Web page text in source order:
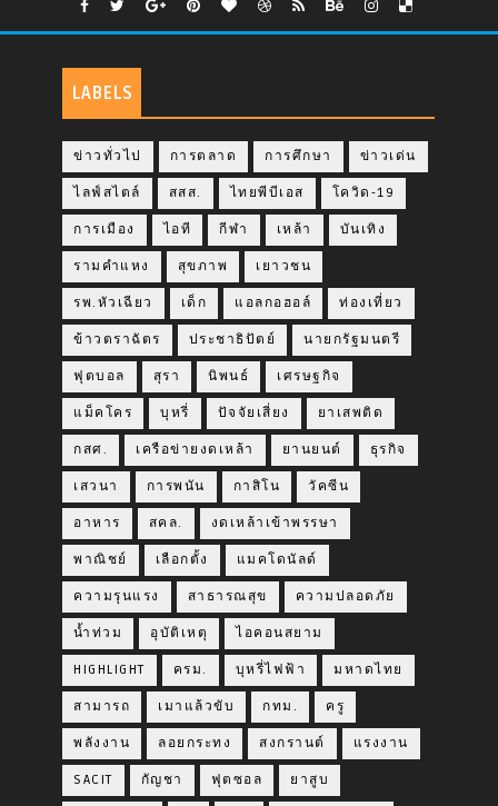
LABELS
ข่าวทั่วไป การตลาด การศึกษา ข่าวเด่น
ไลฟ์สไตล์ สสส. ไทยพีบีเอส โควิด-19
การเมือง ไอที กีฬา เหล้า บันเทิง
รามคำแหง สุขภาพ เยาวชน
รพ.หัวเฉียว เด็ก แอลกอฮอล์ ท่องเที่ยว
ข้าวตราฉัตร ประชาธิปัตย์ นายกรัฐมนตรี
ฟุตบอล สุรา นิพนธ์ เศรษฐกิจ
แม็คโคร บุหรี่ ปัจจัยเสี่ยง ยาเสพติด
กสศ. เครือข่ายงดเหล้า ยานยนต์ ธุรกิจ
เสวนา การพนัน กาสิโน วัคซีน
อาหาร สคล. งดเหล้าเข้าพรรษา
พาณิชย์ เลือกตั้ง แมคโดนัลด์
ความรุนแรง สาธารณสุข ความปลอดภัย
น้ำท่วม อุบัติเหตุ ไอคอนสยาม
HIGHLIGHT ครม. บุหรี่ไฟฟ้า มหาดไทย
สามารถ เมาแล้วขับ กทม. ครู
พลังงาน ลอยกระทง สงกรานต์ แรงงาน
SACIT กัญชา ฟุตซอล ยาสูบ